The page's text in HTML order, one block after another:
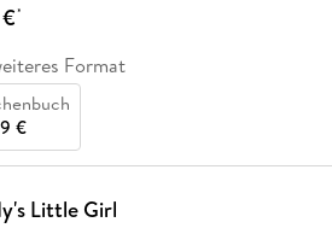
*
Format
€
Little Girl